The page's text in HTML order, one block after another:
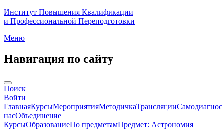
Институт Повышения Квалификации
и Профессиональной Переподготовки
Меню
Навигация по сайту
Поиск
Войти
ГлавнаяКурсыМероприятияМетодичкаТрансляции
насОбъединение
КурсыОбразованиеПо предметамПредмет: Астрономия